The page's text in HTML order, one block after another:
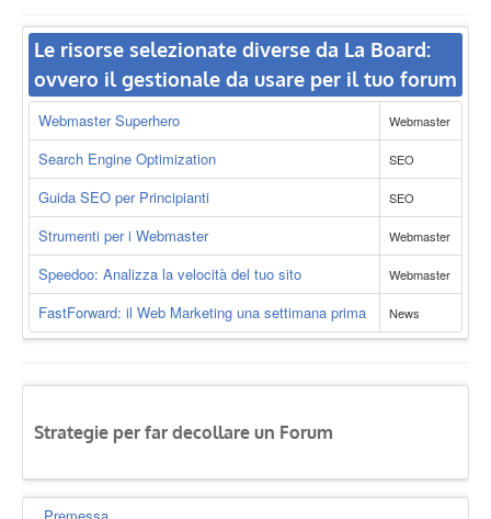
Le risorse selezionate diverse da La Board:
ovvero il gestionale da usare per il tuo forum
Webmaster Superhero Webmaster
Search Engine Optimization SEO
Guida SEO per Principianti SEO
Strumenti per i Webmaster Webmaster
Speedoo: Analizza la velocità del tuo sito Webmaster
FastForward: il Web Marketing una settimana prima News
Strategie per far decollare un Forum